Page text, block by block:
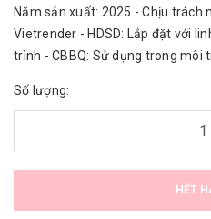
Năm sản xuất: 2025 - Chịu trách
Vietrender - HDSD: Lắp đặt với
trình - CBBQ: Sử dụng trong
Số lượng:
HẾT